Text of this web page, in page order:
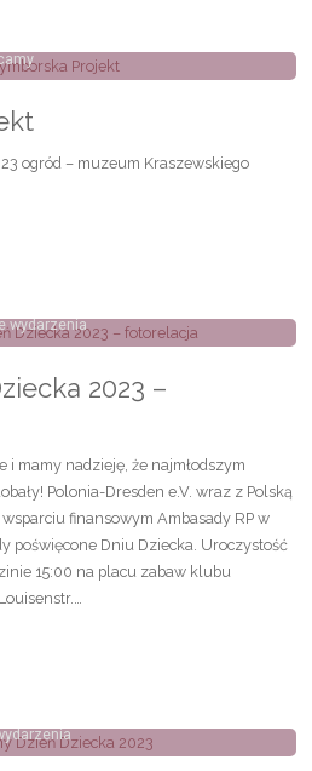
ogród – muzeum Kraszewskiego
wydarzenia
2023 –
mamy nadzieję, że najmłodszym
Polonia-Dresden e.V. wraz z Polską
finansowym Ambasady RP w
poświęcone Dniu Dziecka. Uroczystość
15:00 na placu zabaw klubu